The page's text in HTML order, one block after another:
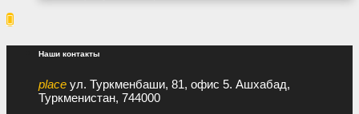

Наши контакты
place ул. Туркменбаши, 81, офис 5. Ашхабад,
Туркменистан, 744000